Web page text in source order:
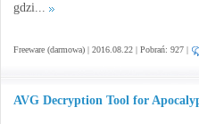
gdzi...
Freeware (darmowa) | 2016.08.22 | Pobrań: 927 |
AVG Decryption Tool for